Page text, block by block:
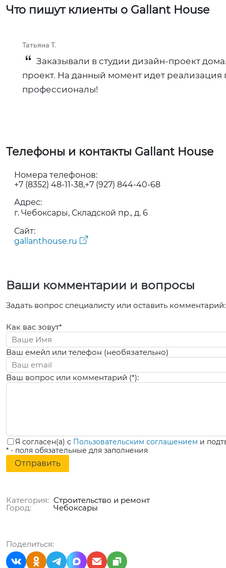
Что пишут клиенты о Gallant House
Татьяна Т.
Заказывали в студии дизайн-проект
проект. На данный момент идет реализация
профессионалы!
Телефоны и контакты Gallant House
Номера телефонов:
+7 (8352) 48-11-38 +7 (927) 844-40-68
Адрес:
г. Чебоксары, Складской пр., д. 6
Сайт:
gallanthouse.ru
Ваши комментарии и вопросы
Задать вопрос специалисту или оставить комментарий:
Как вас зовут*
Ваш емейл или телефон (необязательно)
Ваш вопрос или комментарий (*):
Я согласен(а) с Пользовательским соглашением и
* - поля обязательные для заполнения
Категория: Строительство и ремонт
Город: Чебоксары
Поделиться: